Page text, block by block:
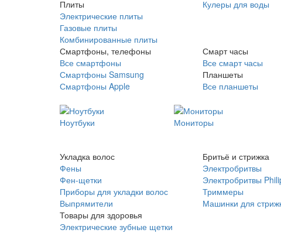
Плиты
Электрические плиты
Газовые плиты
Комбинированные плиты
Кулеры для воды
Смартфоны, телефоны
Все смартфоны
Смартфоны Samsung
Смартфоны Apple
Смарт часы
Все смарт часы
Планшеты
Все планшеты
Ноутбуки Мониторы
Укладка волос
Фены
Фен-щетки
Приборы для укладки волос
Выпрямители
Товары для здоровья
Электрические зубные щетки
Бритьё и стрижка
Электробритвы
Электробритвы
Триммеры
Машинки для